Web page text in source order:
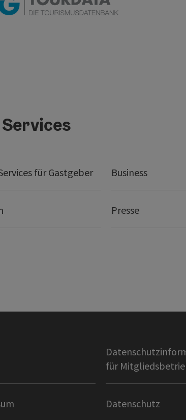
für Gastgeber Business
Presse
für
Datenschutz